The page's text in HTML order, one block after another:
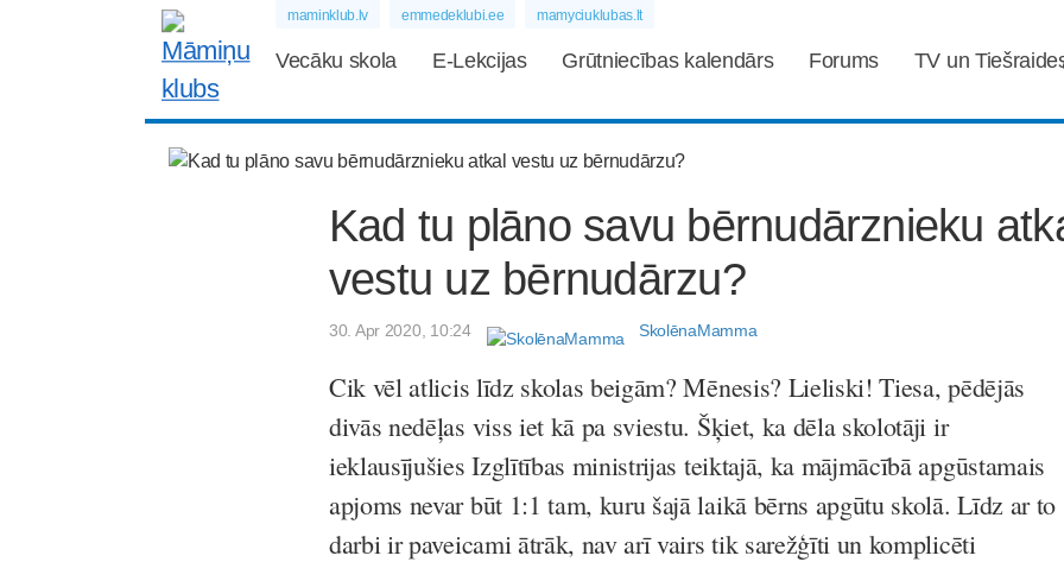
maminklub.lv emmedeklubi.ee mamyciuklubas.lt
Vecāku skola E-Lekcijas Grūtniecības kalendārs Forums TV un
Kad tu plāno savu bērnudārznieku
vestu uz bērnudārzu?
30. Apr 2020, 10:24 SkolēnaMamma
Cik vēl atlicis līdz skolas beigām? Mēnesis? Lieliski! Tiesa, pēdējās
divās nedēļas viss iet kā pa sviestu. Šķiet, ka dēla skolotāji ir
ieklausījušies Izglītības ministrijas teiktajā, ka mājmācībā apgūstamais
apjoms nevar būt 1:1 tam, kuru šajā laikā bērns apgūtu skolā. Līdz ar to
darbi ir paveicami ātrāk, nav arī vairs tik sarežģīti un komplicēti